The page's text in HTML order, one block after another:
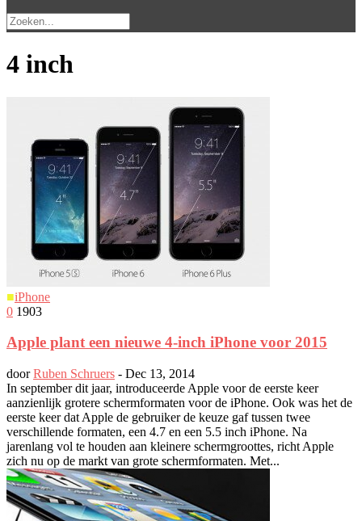
4 inch
■iPhone
0 1903
Apple plant een nieuwe 4-inch iPhone voor 2015
doorRuben Schruers - Dec 13, 2014
In september dit jaar, introduceerde Apple voor de eerste keer
aanzienlijk grotere schermformaten voor de iPhone. Ook was het de
eerste keer dat Apple de gebruiker de keuze gaf tussen twee
verschillende formaten, een 4.7 en een 5.5 inch iPhone. Na
jarenlang vol te houden aan kleinere schermgroottes, richt Apple
zich nu op de markt van grote schermformaten. Met...